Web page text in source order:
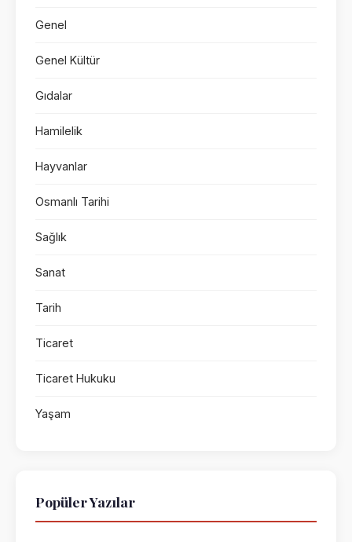
Genel
Genel Kültür
Gıdalar
Hamilelik
Hayvanlar
Osmanlı Tarihi
Sağlık
Sanat
Tarih
Ticaret
Ticaret Hukuku
Yaşam
Popüler Yazılar